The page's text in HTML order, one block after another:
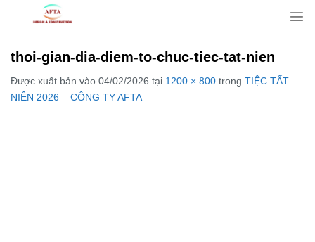
dungthoi-gian-dia-diem-to-chuc-tiec-tat-nien
Được xuất bản vào 04/02/2026 tại 1200 × 800 trong TIỆC TẤT
NIÊN 2026 – CÔNG TY AFTA